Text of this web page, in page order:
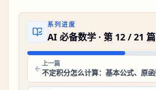
系列进度
AI 必备数学 · 第 12 /21 篇
上一篇